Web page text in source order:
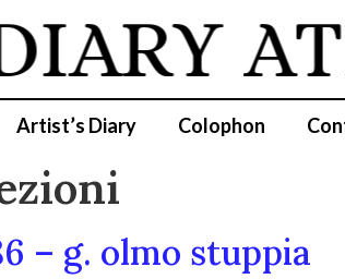
Artist’s Diary Colophon
– g. olmo stuppia